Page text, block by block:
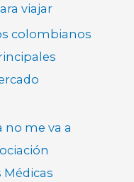
viajar
colombianos
no me va a